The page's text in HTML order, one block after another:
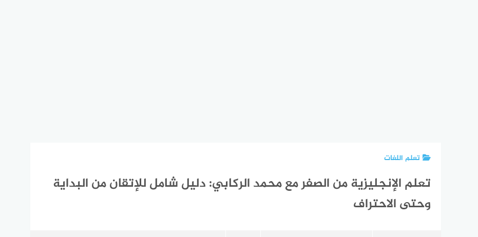
تعلم اللغات
تعلم الإنجليزية من الصفر مع محمد الركابي: دليل شامل للإتقان من البداية
وحتى الاحتراف